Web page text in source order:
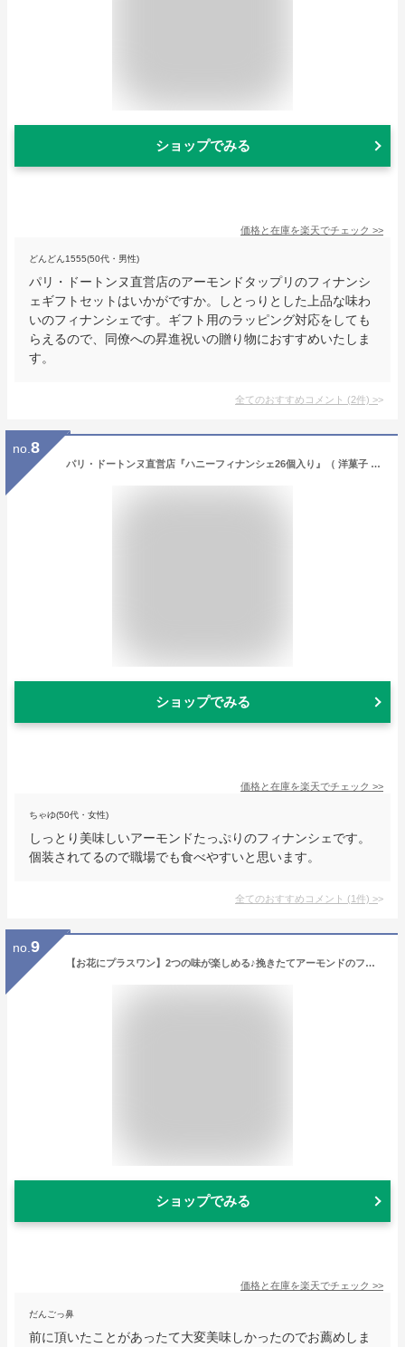
ショップでみる
価格と在庫を楽天でチェック >>
どんどん1555(50代・男性)
パリ・ドートンヌ直営店のアーモンドタップリのフィナンシ
ェギフトセットはいかがですか。しとっりとした上品な味わ
いのフィナンシェです。ギフト用のラッピング対応をしても
らえるので、同僚への昇進祝いの贈り物におすすめいたしま
す。
全てのおすすめコメント (2件) >
no. 8
パリ・ドートンヌ直営店『ハニーフィナンシェ26個入り』（ 洋菓子 詰め合わせ お中元 焼菓子 セット フィナンシェ 送料無料 おすすめ ギフト お取り寄せ 内祝い 引菓子 贈り物 ）
ショップでみる
価格と在庫を楽天でチェック >>
ちゃゆ(50代・女性)
しっとり美味しいアーモンドたっぷりのフィナンシェです。
個装されてるので職場でも食べやすいと思います。
全てのおすすめコメント (1件) >
no. 9
【お花にプラスワン】2つの味が楽しめる♪挽きたてアーモンドのフィナンシェ 6個入り プレーン&抹茶 ★イルローザ〜お花と一緒にお買い求めください＜あす楽対応はできません＞※イベント限定商品＜母の日など＞との同梱はできません
ショップでみる
価格と在庫を楽天でチェック >>
だんごっ鼻
前に頂いたことがあったて大変美味しかったのでお薦めしま